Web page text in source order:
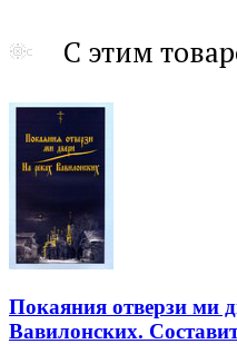
С этим
Покаяния отверзи ми
Вавилонских.